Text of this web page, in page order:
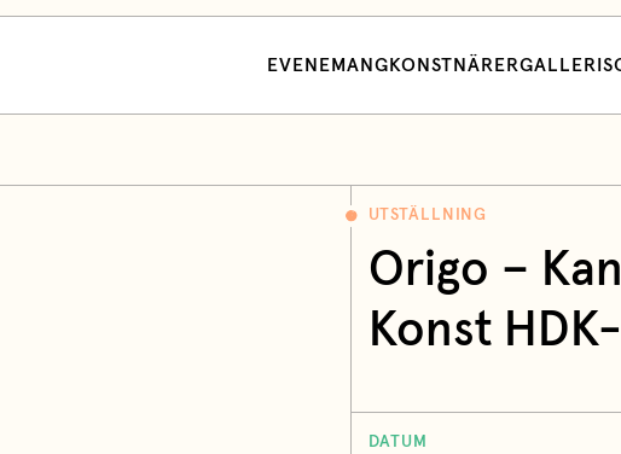
EVENEMANG KONSTNÄRERGALLERI
UTSTÄLLNING
Origo –
Konst
DATUM